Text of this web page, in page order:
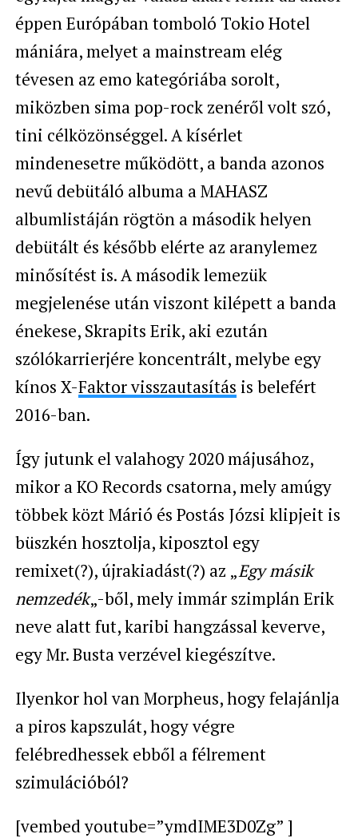
éppen Európában tomboló Tokio Hotel
mániára, melyet a mainstream elég
tévesen az emo kategóriába sorolt,
miközben sima pop-rock zenéről volt szó,
tini célközönséggel. A kísérlet
mindenesetre működött, a banda azonos
nevű debütáló albuma aMAHASZ
albumlistáján rögtön a második helyen
debütált és később elérte az aranylemez
minősítést is. A második lemezük
megjelenése után viszont kilépett a banda
énekese, Skrapits Erik, aki ezután
szólókarrierjére koncentrált, melybe egy
kínos X-Faktor visszautasítás is belefért
2016-ban.
Így jutunk el valahogy 2020 májusához,
mikor a KO Records csatorna, mely amúgy
többek közt Márió és Postás Józsi klipjeit is
büszkén hosztolja, kiposztol egy
remixet(?), újrakiadást(?) az „Egy másik
nemzedék„-ből, mely immár szimplán Erik
neve alatt fut, karibi hangzással keverve,
egy Mr. Busta verzével kiegészítve.
Ilyenkor hol van Morpheus, hogy felajánlja
a piros kapszulát, hogy végre
felébredhessek ebből a félrement
szimulációból?
[vembed youtube=”ymdIME3D0Zg” ]